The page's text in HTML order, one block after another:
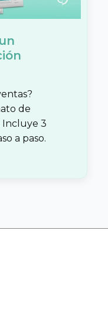
de
Incluye 3
a paso.